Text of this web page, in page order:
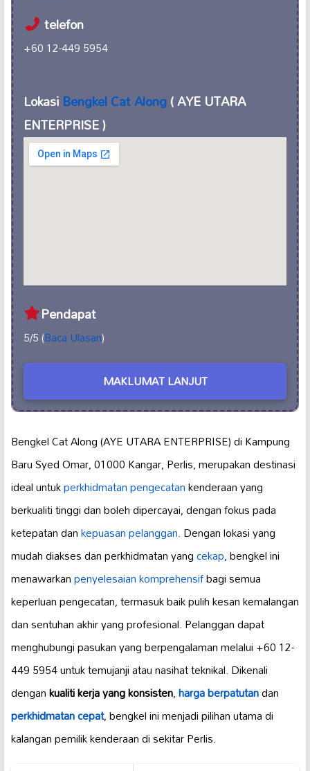
telefon
+60 12-449 5954
LokasiBengkel Cat Along( AYE UTARA
ENTERPRISE )
Pendapat
5/5 (Baca Ulasan)
MAKLUMAT LANJUT
Bengkel Cat Along (AYE UTARA ENTERPRISE) di Kampung
Baru Syed Omar, 01000 Kangar, Perlis, merupakan destinasi
ideal untukperkhidmatan pengecatankenderaan yang
berkualiti tinggi dan boleh dipercayai, dengan fokus pada
ketepatan dankepuasan pelanggan. Dengan lokasi yang
mudah diakses dan perkhidmatan yangcekap, bengkel ini
menawarkanpenyelesaian komprehensifbagi semua
keperluan pengecatan, termasuk baik pulih kesan kemalangan
dan sentuhan akhir yang profesional. Pelanggan dapat
menghubungi pasukan yang berpengalaman melalui +60 12-
449 5954 untuk temujanji atau nasihat teknikal. Dikenali
dengankualiti kerja yang konsisten,harga berpatutandan
perkhidmatan cepat, bengkel ini menjadi pilihan utama di
kalangan pemilik kenderaan di sekitar Perlis.